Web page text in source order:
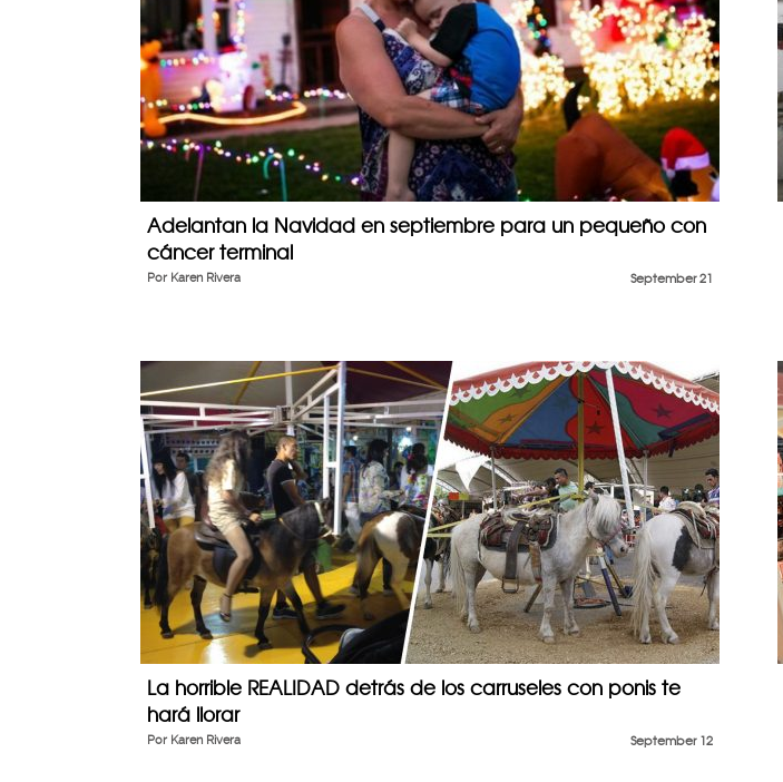
Adelantan la Navidad en septiembre para un pequeño con
cáncer terminal
September 21
Por Karen Rivera
La horrible REALIDAD detrás de los carruseles con ponis te
hará llorar
September 12
Por Karen Rivera